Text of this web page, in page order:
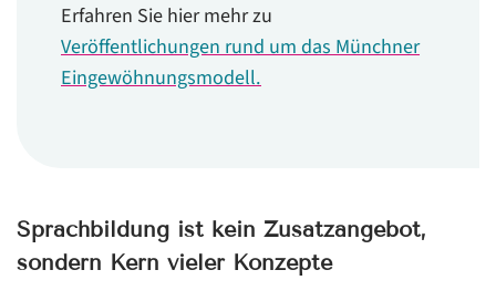
Erfahren Sie hier mehr zu
Veröffentlichungen rund um das Münchner
Eingewöhnungsmodell.
Sprachbildung ist kein Zusatzangebot,
sondern Kern vieler Konzepte